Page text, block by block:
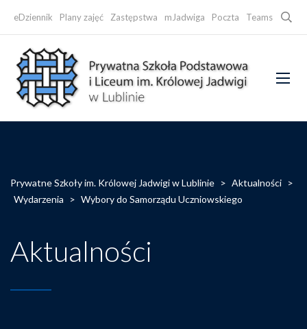
eDziennik Plany zajęć Zastępstwa mJadwiga Poczta Teams
Prywatne Szkoły im. Królowej Jadwigi w Lublinie > Aktualności >
Wydarzenia
> Wybory do Samorządu Uczniowskiego
Aktualności